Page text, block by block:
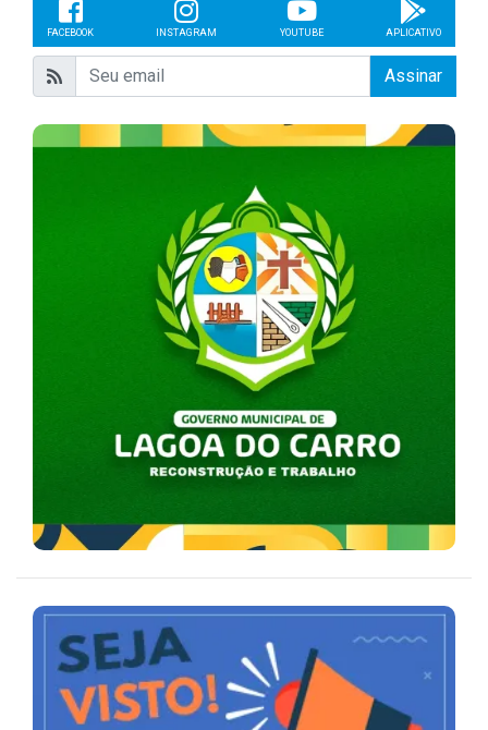
FACEBOOK INSTAGRAM YOUTUBE APLICATIVO
Assinar